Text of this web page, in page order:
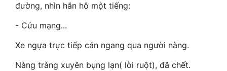
đường, nhìn hắn hô một tiếng:
- Cứu mạng...
Xe ngựa trực tiếp cán ngang qua người nàng.
Nàng tràng xuyên bụng lạn( lòi ruột), đã chết.